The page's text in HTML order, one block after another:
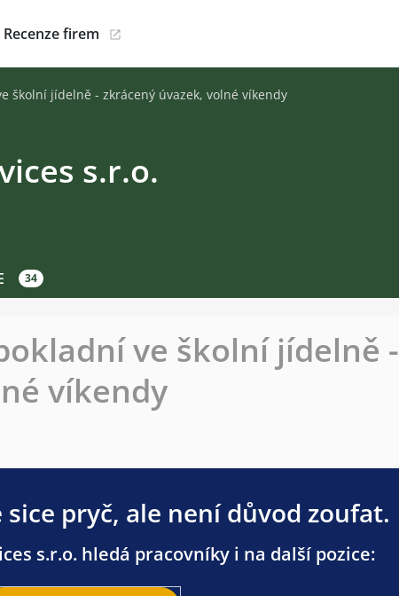
Recenze firem
školní jídelně - zkrácený úvazek, volné víkendy
s.r.o.
34
ve školní jídelně -
víkendy
pryč, ale není důvod zoufat.
s.r.o. hledá pracovníky i na další pozice: